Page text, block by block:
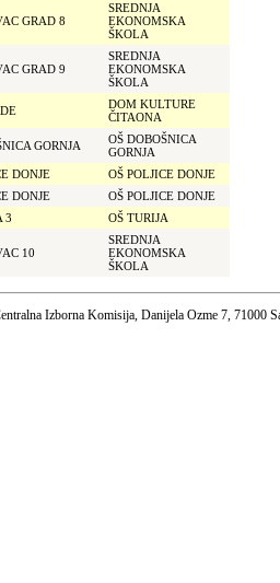
GRAD 8
SREDNJA
EKONOMSKA
ŠKOLA
GRAD 9
SREDNJA
EKONOMSKA
ŠKOLA
DOM KULTURE
ČITAONA
GORNJA
OŠ DOBOŠNICA
GORNJA
DONJE
OŠ POLJICE DONJE
DONJE
OŠ POLJICE DONJE
3 OŠ TURIJA
10
SREDNJA
EKONOMSKA
ŠKOLA
Izborna Komisija, Danijela Ozme 7, 71000